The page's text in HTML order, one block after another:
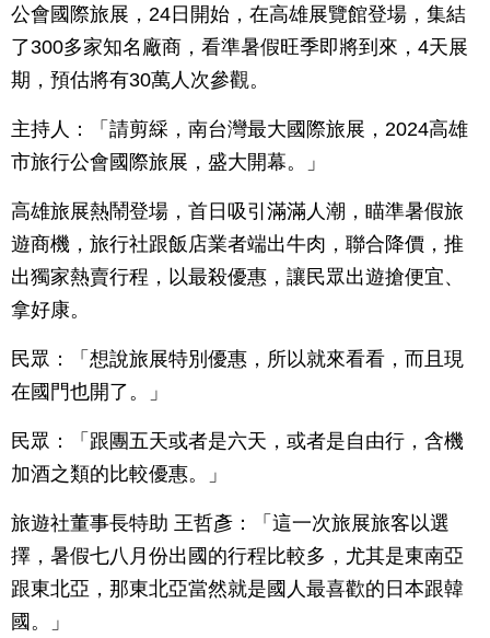
公會國際旅展，24日開始，在高雄展覽館登場，集結
了300多家知名廠商，看準暑假旺季即將到來，4天展
期，預估將有30萬人次參觀。
主持人：「請剪綵，南台灣最大國際旅展，2024高雄
市旅行公會國際旅展，盛大開幕。」
高雄旅展熱鬧登場，首日吸引滿滿人潮，瞄準暑假旅
遊商機，旅行社跟飯店業者端出牛肉，聯合降價，推
出獨家熱賣行程，以最殺優惠，讓民眾出遊搶便宜、
拿好康。
民眾：「想說旅展特別優惠，所以就來看看，而且現
在國門也開了。」
民眾：「跟團五天或者是六天，或者是自由行，含機
加酒之類的比較優惠。」
旅遊社董事長特助 王哲彥：「這一次旅展旅客以選
擇，暑假七八月份出國的行程比較多，尤其是東南亞
跟東北亞，那東北亞當然就是國人最喜歡的日本跟韓
國。」